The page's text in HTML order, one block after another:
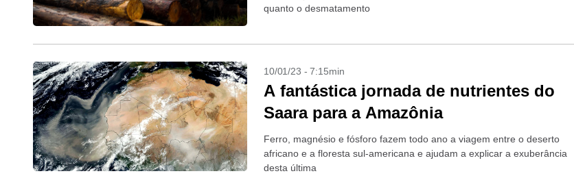
quanto o desmatamento
10/01/23 - 7:15min
A fantástica jornada de nutrientes do
Saara para a Amazônia
Ferro, magnésio e fósforo fazem todo ano a viagem entre o deserto
africano e a floresta sul-americana e ajudam a explicar a exuberância
desta última